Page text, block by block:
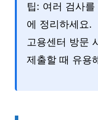
팁: 여러 검사
에 정리하세요.
고용센터 방문
제출할 때 유용